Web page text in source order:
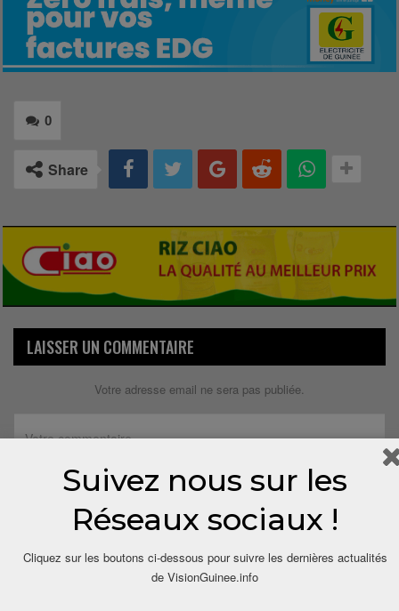
0
Share
LAISSER UN COMMENTAIRE
Votre adresse email ne sera pas publiée.
Suivez nous sur les
Réseaux sociaux !
Cliquez sur les boutons ci-dessous pour suivre les dernières actualités
de VisionGuinee.info